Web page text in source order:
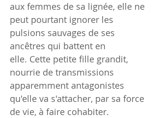
aux femmes de sa lignée, elle ne
peut pourtant ignorer les
pulsions sauvages de ses
ancêtres qui battent en
elle. Cette petite fille grandit,
nourrie de transmissions
apparemment antagonistes
qu'elle va s'attacher, par sa force
de vie, à faire cohabiter.